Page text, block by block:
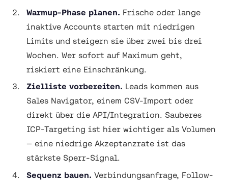
Warmup-Phase planen. Frische oder lange
inaktive Accounts starten mit niedrigen
Limits und steigern sie über zwei bis drei
Wochen. Wer sofort auf Maximum geht,
riskiert eine Einschränkung.
Zielliste vorbereiten. Leads kommen aus
Sales Navigator, einem CSV-Import oder
direkt über die API/Integration. Sauberes
ICP-Targeting ist hier wichtiger als Volumen
— eine niedrige Akzeptanzrate ist das
stärkste Sperr-Signal.
Sequenz bauen. Verbindungsanfrage, Follow-